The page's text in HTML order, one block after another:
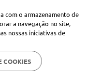
com o armazenamento de
a navegação no site,
nossas iniciativas de
COOKIES